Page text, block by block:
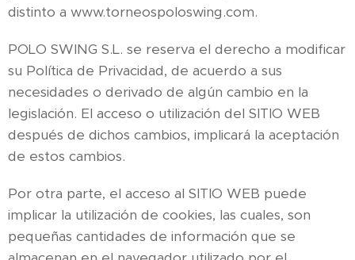
distinto a www.torneospoloswing.com.
POLO SWING S.L. se reserva el derecho a modificar
su Política de Privacidad, de acuerdo a sus
necesidades o derivado de algún cambio en la
legislación. El acceso o utilización del SITIO WEB
después de dichos cambios, implicará la aceptación
de estos cambios.
Por otra parte, el acceso al SITIO WEB puede
implicar la utilización de cookies, las cuales, son
pequeñas cantidades de información que se